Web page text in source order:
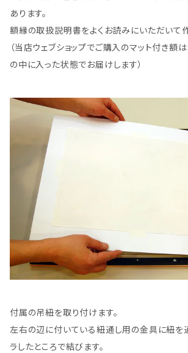
あります。
額縁の取扱説明書をよくお読みにいただいて
（当店ウェブショップでご購入のマット付き額
の中に入った状態でお届けします）
付属の吊紐を取り付けます。
左右の辺に付いている紐通し用の金具に紐を
ラしたところで結びます。